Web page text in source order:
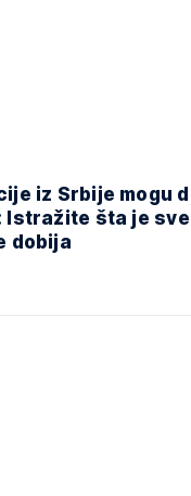
iz Srbije mogu
Istražite šta je
dobija